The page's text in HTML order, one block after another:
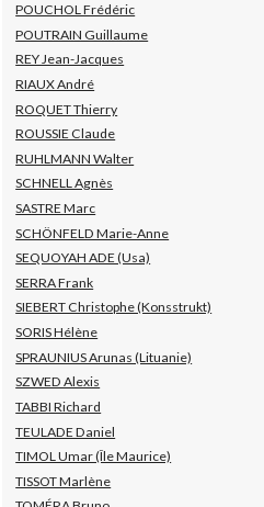
POUCHOL Frédéric
POUTRAIN Guillaume
REY Jean-Jacques
RIAUX André
ROQUET Thierry
ROUSSIE Claude
RUHLMANN Walter
SCHNELL Agnès
SASTRE Marc
SCHÖNFELD Marie-Anne
SEQUOYAH ADE (Usa)
SERRA Frank
SIEBERT Christophe (Konsstrukt)
SORIS Hélène
SPRAUNIUS Arunas (Lituanie)
SZWED Alexis
TABBI Richard
TEULADE Daniel
TIMOL Umar (Île Maurice)
TISSOT Marlène